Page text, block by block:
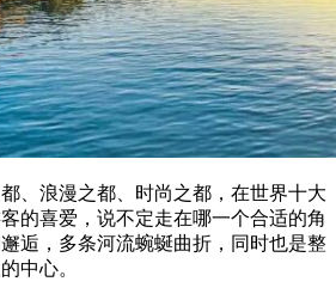
、浪漫之都、时尚之都，在世界十大
的喜爱，说不定走在哪一个合适的角
逅，多条河流蜿蜒曲折，同时也是整
中心。